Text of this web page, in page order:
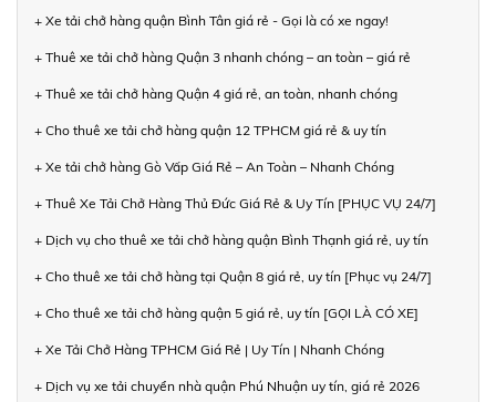
+ Xe tải chở hàng quận Bình Tân giá rẻ - Gọi là có xe ngay!
+ Thuê xe tải chở hàng Quận 3 nhanh chóng – an toàn – giá rẻ
+ Thuê xe tải chở hàng Quận 4 giá rẻ, an toàn, nhanh chóng
+ Cho thuê xe tải chở hàng quận 12 TPHCM giá rẻ & uy tín
+ Xe tải chở hàng Gò Vấp Giá Rẻ – An Toàn – Nhanh Chóng
+ Thuê Xe Tải Chở Hàng Thủ Đức Giá Rẻ & Uy Tín [PHỤC VỤ 24/7]
+ Dịch vụ cho thuê xe tải chở hàng quận Bình Thạnh giá rẻ, uy tín
+ Cho thuê xe tải chở hàng tại Quận 8 giá rẻ, uy tín [Phục vụ 24/7]
+ Cho thuê xe tải chở hàng quận 5 giá rẻ, uy tín [GỌI LÀ CÓ XE]
+ Xe Tải Chở Hàng TPHCM Giá Rẻ | Uy Tín | Nhanh Chóng
+ Dịch vụ xe tải chuyển nhà quận Phú Nhuận uy tín, giá rẻ 2026